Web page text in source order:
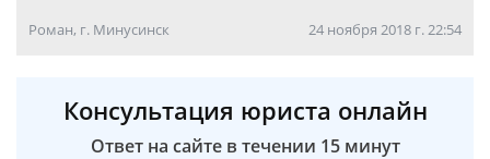
Роман, г. Минусинск 24 ноября 2018 г. 22:54
Консультация юриста онлайн
Ответ на сайте в течении 15 минут